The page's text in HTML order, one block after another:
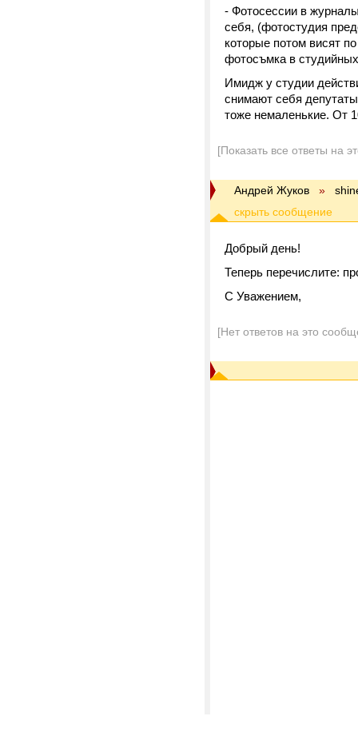
- Фотосессии в
себя, (фотостудия
которые потом висят
фотосъмка в
Имидж у студии
снимают себя
тоже немаленькие. От
[Показать все ответы на
Андрей Жуков »
Добрый день!
Теперь перечислите:
С Уважением,
[Нет ответов на это